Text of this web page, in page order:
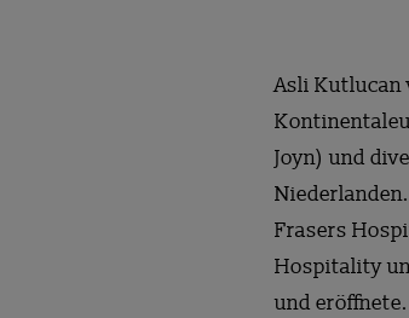
Asli Kutlucan
Joyn) und
Frasers
Hospitality
und